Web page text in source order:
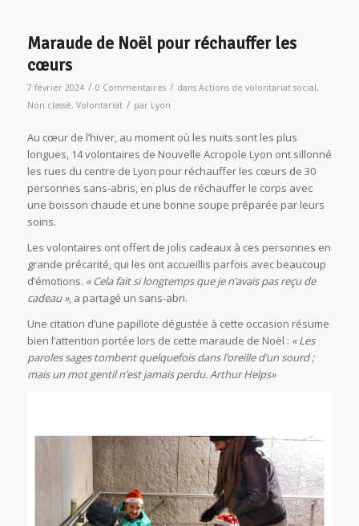
Maraude de Noël pour réchauffer les
cœurs
7 février 2024 / 0 Commentaires / dans Actions de volontariat social,
Non classé, Volontariat / par Lyon
Au cœur de l’hiver, au moment où les nuits sont les plus
longues, 14 volontaires de Nouvelle Acropole Lyon ont sillonné
les rues du centre de Lyon pour réchauffer les cœurs de 30
personnes sans-abris, en plus de réchauffer le corps avec
une boisson chaude et une bonne soupe préparée par leurs
soins.
Les volontaires ont offert de jolis cadeaux à ces personnes en
grande précarité, qui les ont accueillis parfois avec beaucoup
d’émotions. « Cela fait si longtemps que je n’avais pas reçu de
cadeau », a partagé un sans-abri.
Une citation d’une papillote dégustée à cette occasion résume
bien l’attention portée lors de cette maraude de Noël : « Les
paroles sages tombent quelquefois dans l’oreille d’un sourd ;
mais un mot gentil n’est jamais perdu. Arthur Helps»